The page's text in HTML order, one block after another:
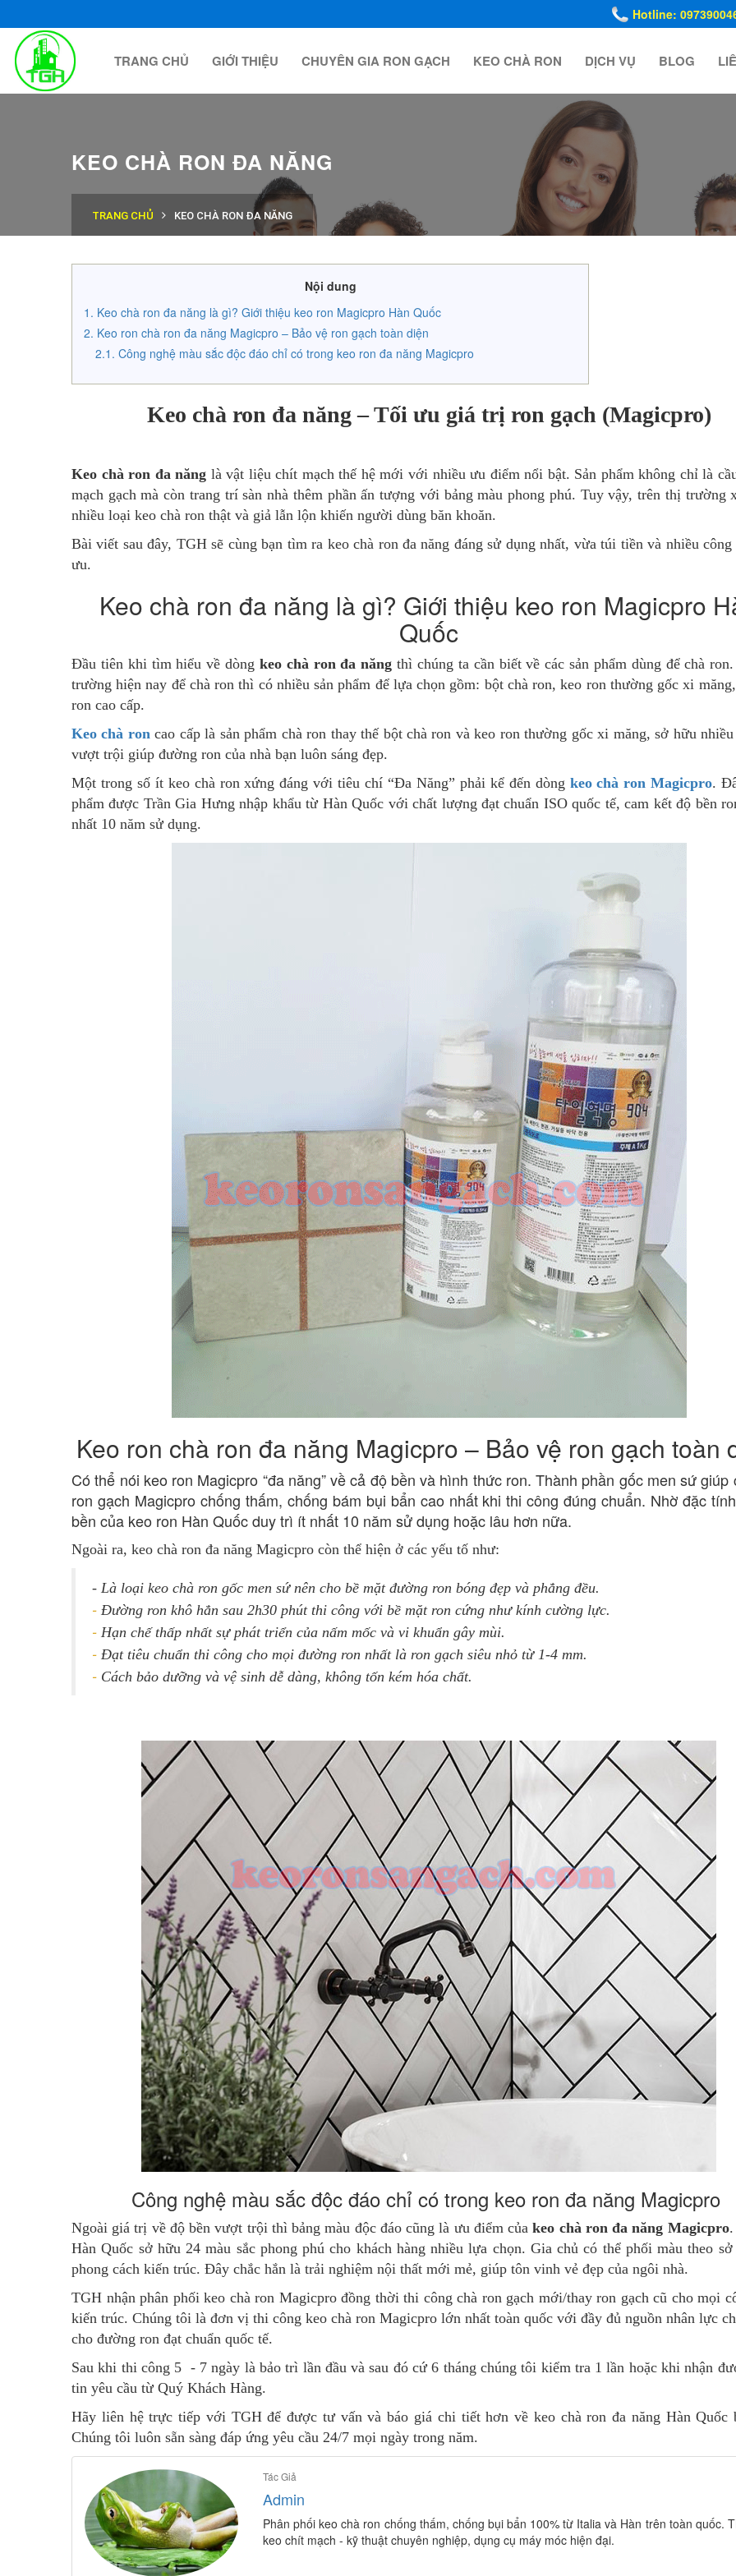
Hotline:
TRANG CHỦ GIỚI THIỆU CHUYÊN GIA RON GẠCH KEO CHÀ RON DỊCH VỤ BLOG
KEO CHÀ RON ĐA NĂNG
TRANG CHỦ KEO CHÀ RON ĐA NĂNG
Nội dung
Keo chà ron đa năng là gì? Giới thiệu keo ron Magicpro Hàn Quốc
Keo ron chà ron đa năng Magicpro – Bảo vệ ron gạch toàn diện
Công nghệ màu sắc độc đáo chỉ có trong keo ron đa năng Magicpro
Keo chà ron đa năng – Tối ưu giá trị ron gạch (Magicpro)
Keo chà ron đa năng là vật liệu chít mạch thế hệ mới với nhiều ưu điểm nổi bật. Sản phẩm không chỉ là
mạch gạch mà còn trang trí sàn nhà thêm phần ấn tượng với bảng màu phong phú. Tuy vậy, trên thị trường
nhiều loại keo chà ron thật và giả lẫn lộn khiến người dùng băn khoăn.
Bài viết sau đây, TGH sẽ cùng bạn tìm ra keo chà ron đa năng đáng sử dụng nhất, vừa túi tiền và nhiều
ưu.
Keo chà ron đa năng là gì? Giới thiệu keo ron Magicpro
Quốc
Đầu tiên khi tìm hiểu về dòng keo chà ron đa năng thì chúng ta cần biết về các sản phẩm dùng để chà
trường hiện nay để chà ron thì có nhiều sản phẩm để lựa chọn gồm: bột chà ron, keo ron thường gốc xi
ron cao cấp.
Keo chà roncao cấp là sản phẩm chà ron thay thế bột chà ron và keo ron thường gốc xi măng, sở hữu
vượt trội giúp đường ron của nhà bạn luôn sáng đẹp.
Một trong số ít keo chà ron xứng đáng với tiêu chí “Đa Năng” phải kể đến dòng keo chà ron Magicpro.
phẩm được Trần Gia Hưng nhập khẩu từ Hàn Quốc với chất lượng đạt chuẩn ISO quốc tế, cam kết độ bền
nhất 10 năm sử dụng.
Keo ron chà ron đa năng Magicpro – Bảo vệ ron gạch toàn
Có thể nói keo ron Magicpro “đa năng” về cả độ bền và hình thức ron. Thành phần gốc men sứ giúp
ron gạch Magicpro chống thấm, chống bám bụi bẩn cao nhất khi thi công đúng chuẩn. Nhờ đặc
bền của keo ron Hàn Quốc duy trì ít nhất 10 năm sử dụng hoặc lâu hơn nữa.
Ngoài ra, keo chà ron đa năng Magicpro còn thể hiện ở các yếu tố như:
- Là loại keo chà ron gốc men sứ nên cho bề mặt đường ron bóng đẹp và phẳng đều.
- Đường ron khô hẳn sau 2h30 phút thi công với bề mặt ron cứng như kính cường lực.
- Hạn chế thấp nhất sự phát triển của nấm mốc và vi khuẩn gây mùi.
- Đạt tiêu chuẩn thi công cho mọi đường ron nhất là ron gạch siêu nhỏ từ 1-4 mm.
- Cách bảo dưỡng và vệ sinh dễ dàng, không tốn kém hóa chất.
Công nghệ màu sắc độc đáo chỉ có trong keo ron đa năng Magicpro
Ngoài giá trị về độ bền vượt trội thì bảng màu độc đáo cũng là ưu điểm củakeo chà ron đa năng Magicpro.
Hàn Quốc sở hữu 24 màu sắc phong phú cho khách hàng nhiều lựa chọn. Gia chủ có thể phối màu theo
phong cách kiến trúc. Đây chắc hắn là trải nghiệm nội thất mới mẻ, giúp tôn vinh vẻ đẹp của ngôi nhà.
TGH nhận phân phối keo chà ron Magicpro đồng thời thi công chà ron gạch mới/thay ron gạch cũ cho mọi
kiến trúc. Chúng tôi là đơn vị thi công keo chà ron Magicpro lớn nhất toàn quốc với đầy đủ nguồn nhân lực
cho đường ron đạt chuẩn quốc tế.
Sau khi thi công 5 - 7 ngày là bảo trì lần đầu và sau đó cứ 6 tháng chúng tôi kiểm tra 1 lần hoặc khi nhận
tin yêu cầu từ Quý Khách Hàng.
Hãy liên hệ trực tiếp với TGH để được tư vấn và báo giá chi tiết hơn về keo chà ron đa năng Hàn Quốc
Chúng tôi luôn sẵn sàng đáp ứng yêu cầu 24/7 mọi ngày trong năm.
Tác Giả
Admin
Phân phối keo chà ron chống thấm, chống bụi bẩn 100% từ Italia và Hàn trên toàn quốc.
keo chít mạch - kỹ thuật chuyên nghiệp, dụng cụ máy móc hiện đại.